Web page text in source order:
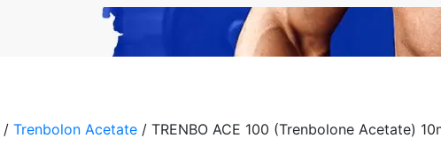
/ Trenbolon Acetate / TRENBO ACE 100 (Trenbolone Acetate)